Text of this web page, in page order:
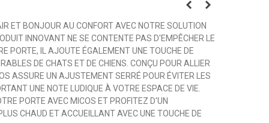
ET BONJOUR AU CONFORT AVEC NOTRE SOLUTION
INNOVANT NE SE CONTENTE PAS D'EMPÊCHER LE
PORTE, IL AJOUTE ÉGALEMENT UNE TOUCHE DE
DE CHATS ET DE CHIENS. CONÇU POUR ALLIER
ASSURE UN AJUSTEMENT SERRÉ POUR ÉVITER LES
UNE NOTE LUDIQUE À VOTRE ESPACE DE VIE.
PORTE AVEC MICOS ET PROFITEZ D'UN
CHAUD ET ACCUEILLANT AVEC UNE TOUCHE DE